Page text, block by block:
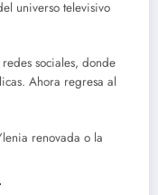
universo televisivo
sociales, donde
Ahora regresa al
renovada o la